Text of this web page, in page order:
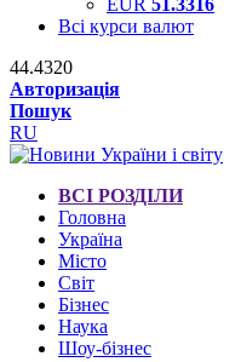
EUR 51.3316
Всі курси валют
44.4320
Авторизація
Пошук
RU
ВСІ РОЗДІЛИ
Головна
Україна
Місто
Світ
Бізнес
Наука
Шоу-бізнес